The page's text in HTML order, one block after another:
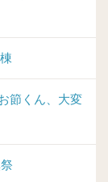
節くん、大変